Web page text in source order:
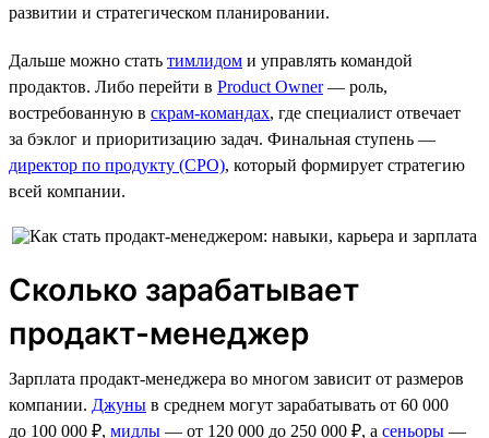
развитии и стратегическом планировании.
Дальше можно стать тимлидом и управлять командой
продактов. Либо перейти в Product Owner— роль,
востребованную в скрам-командах, где специалист отвечает
за бэклог и приоритизацию задач. Финальная ступень —
директор по продукту (CPO), который формирует стратегию
всей компании.
Сколько зарабатывает
продакт-менеджер
Зарплата продакт-менеджера во многом зависит от размеров
компании. Джуны в среднем могут зарабатывать от 60 000
до 100 000 ₽, мидлы — от 120 000 до 250 000 ₽, а сеньоры —